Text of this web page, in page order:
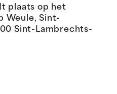
plaats op het
Weule, Sint-
Sint-Lambrechts-